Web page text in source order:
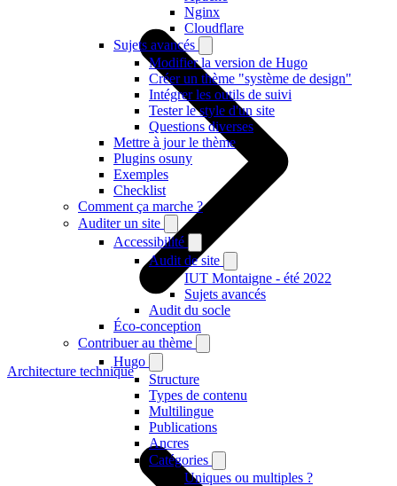
Nginx
Cloudflare
Sujets avancés
Modifier la version de Hugo
Créer un thème "système de design"
Intégrer les outils de suivi
Tester le style d'un site
Questions diverses
Mettre à jour le thème
Plugins osuny
Exemples
Checklist
Comment ça marche ?
Auditer un site
Accessibilité
Audit de site
IUT Montaigne - été 2022
Sujets avancés
Audit du socle
Éco-conception
Contribuer au thème
Hugo
Structure
Types de contenu
Multilingue
Publications
Ancres
Catégories
Uniques ou multiples ?
Architecture technique